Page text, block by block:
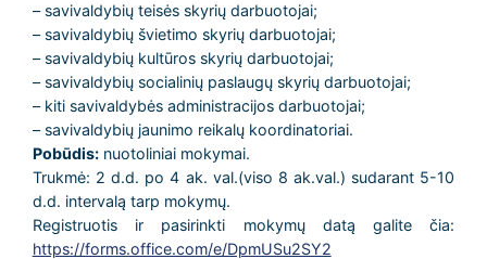
– savivaldybių teisės skyrių darbuotojai;
– savivaldybių švietimo skyrių darbuotojai;
– savivaldybių kultūros skyrių darbuotojai;
– savivaldybių socialinių paslaugų skyrių darbuotojai;
– kiti savivaldybės administracijos darbuotojai;
– savivaldybių jaunimo reikalų koordinatoriai.
Pobūdis:nuotoliniai mokymai.
Trukmė: 2 d.d. po 4 ak. val.(viso 8 ak.val.) sudarant 5-10
d.d. intervalą tarp mokymų.
Registruotis ir pasirinkti mokymų datą galite čia:
https://forms.office.com/e/DpmUSu2SY2